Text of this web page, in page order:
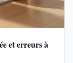
et erreurs à